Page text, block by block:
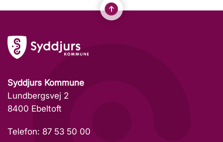
Syddjurs Kommune
Lundbergsvej 2
8400 Ebeltoft
Telefon: 87 53 50 00